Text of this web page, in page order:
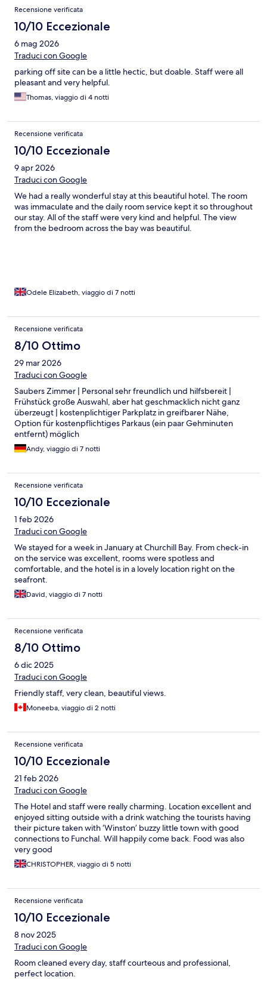
Recensione verificata
10/10 Eccezionale
6 mag 2026
Traduci con Google
parking off site can be a little hectic, but doable. Staff were all
pleasant and very helpful.
Thomas, viaggio di 4 notti
Recensione verificata
10/10 Eccezionale
9 apr 2026
Traduci con Google
We had a really wonderful stay at this beautiful hotel. The room
was immaculate and the daily room service kept it so throughout
our stay. All of the staff were very kind and helpful. The view
from the bedroom across the bay was beautiful.
Odele Elizabeth, viaggio di 7 notti
Recensione verificata
8/10 Ottimo
29 mar 2026
Traduci con Google
Saubers Zimmer | Personal sehr freundlich und hilfsbereit |
Frühstück große Auswahl, aber hat geschmacklich nicht ganz
überzeugt | kostenplichtiger Parkplatz in greifbarer Nähe,
Option für kostenpflichtiges Parkaus (ein paar Gehminuten
entfernt) möglich
Andy, viaggio di 7 notti
Recensione verificata
10/10 Eccezionale
1 feb 2026
Traduci con Google
We stayed for a week in January at Churchill Bay. From check-in
on the service was excellent, rooms were spotless and
comfortable, and the hotel is in a lovely location right on the
seafront.
David, viaggio di 7 notti
Recensione verificata
8/10 Ottimo
6 dic 2025
Traduci con Google
Friendly staff, very clean, beautiful views.
Moneeba, viaggio di 2 notti
Recensione verificata
10/10 Eccezionale
21 feb 2026
Traduci con Google
The Hotel and staff were really charming. Location excellent and
enjoyed sitting outside with a drink watching the tourists having
their picture taken with ‘Winston’ buzzy little town with good
connections to Funchal. Will happily come back. Food was also
very good
CHRISTOPHER, viaggio di 5 notti
Recensione verificata
10/10 Eccezionale
8 nov 2025
Traduci con Google
Room cleaned every day, staff courteous and professional,
perfect location.